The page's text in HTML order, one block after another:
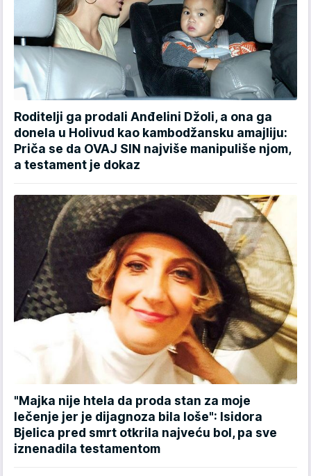
Roditelji ga prodali Anđelini Džoli, a ona ga
donela u Holivud kao kambodžansku amajliju:
Priča se da OVAJ SIN najviše manipuliše njom,
a testament je dokaz
"Majka nije htela da proda stan za moje
lečenje jer je dijagnoza bila loše": Isidora
Bjelica pred smrt otkrila najveću bol, pa sve
iznenadila testamentom